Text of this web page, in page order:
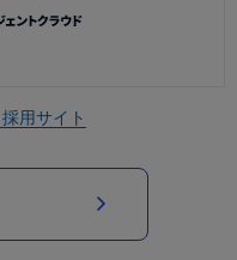
採用サイト